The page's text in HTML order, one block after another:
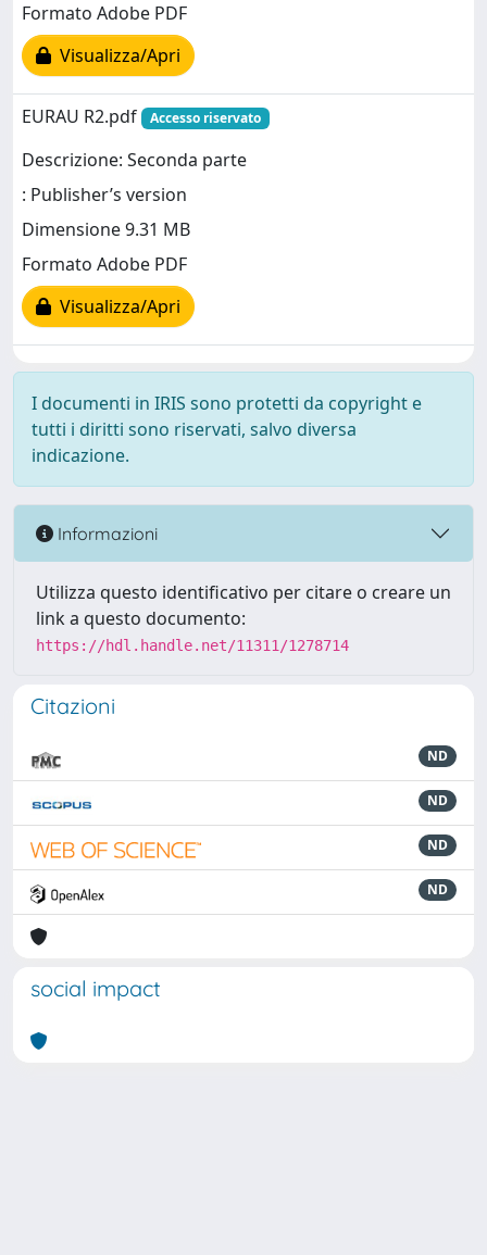
Formato Adobe PDF
Visualizza/Apri
EURAU R2.pdf Accesso riservato
Descrizione: Seconda parte
: Publisher’s version
Dimensione 9.31 MB
Formato Adobe PDF
Visualizza/Apri
I documenti in IRIS sono protetti da copyright e
tutti i diritti sono riservati, salvo diversa
indicazione.
Informazioni
Utilizza questo identificativo per citare o creare un
link a questo documento:
https://hdl.handle.net/11311/1278714
Citazioni
ND
ND
ND
ND
social impact